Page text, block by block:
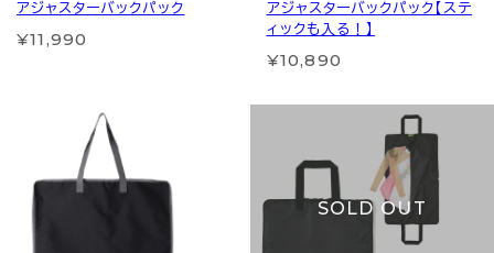
アジャスターバックパック
¥11,990
アジャスターバックパック【ステ
ィックも入る！】
¥10,890
SOLD OUT